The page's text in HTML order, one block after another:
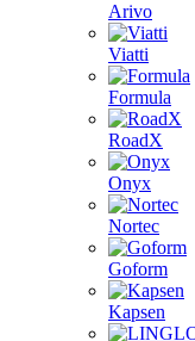
Arivo
Viatti
Formula
RoadX
Onyx
Nortec
Goform
Kapsen